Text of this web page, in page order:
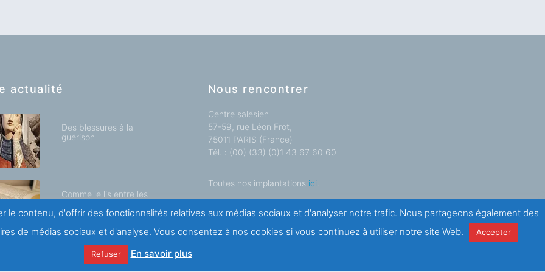
actualité
Des blessures à la
guérison
Comme le lis entre les
aimée entre les jeunes
dernière Partie
Nous rencontrer
Centre salésien
57-59, rue Léon Frot,
75011 PARIS (France)
Tél. : (00) (33) (0)1 43 67 60 60
Toutes nos implantations ici.
Nous écrire
contenu, d'offrir des fonctionnalités relatives aux médias sociaux et d'analyser notre trafic. Nous partageons également des
de médias sociaux et d'analyse. Vous consentez à nos cookies si vous continuez à utiliser notre site Web.
Accepter
Refuser En savoir plus